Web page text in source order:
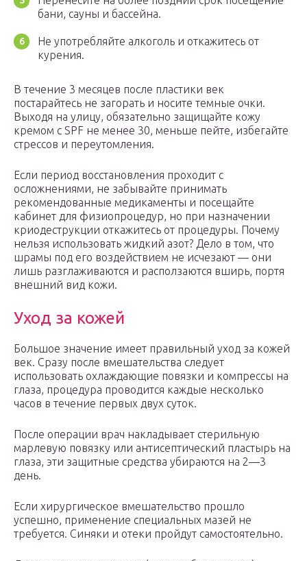
бани, сауны и бассейна.
Не употребляйте алкоголь и откажитесь от
курения.
В течение 3 месяцев после пластики век
постарайтесь не загорать и носите темные очки.
Выходя на улицу, обязательно защищайте кожу
кремом с SPF не менее 30, меньше пейте, избегайте
стрессов и переутомления.
Если период восстановления проходит с
осложнениями, не забывайте принимать
рекомендованные медикаменты и посещайте
кабинет для физиопроцедур, но при назначении
криодеструкции откажитесь от процедуры. Почему
нельзя использовать жидкий азот? Дело в том, что
шрамы под его воздействием не исчезают — они
лишь разглаживаются и расползаются вширь, портя
внешний вид кожи.
Уход за кожей
Большое значение имеет правильный уход за кожей
век. Сразу после вмешательства следует
использовать охлаждающие повязки и компрессы на
глаза, процедура проводится каждые несколько
часов в течение первых двух суток.
После операции врач накладывает стерильную
марлевую повязку или антисептический пластырь на
глаза, эти защитные средства убираются на 2—3
день.
Если хирургическое вмешательство прошло
успешно, применение специальных мазей не
требуется. Синяки и отеки пройдут самостоятельно.